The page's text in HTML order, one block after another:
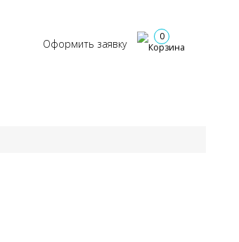
Оформить заявку
0